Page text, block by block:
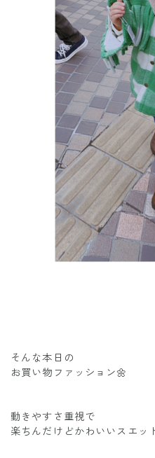
そんな本日の
お買い物ファッション🌼
動きやすさ重視で
楽ちんだけどかわいいスエ